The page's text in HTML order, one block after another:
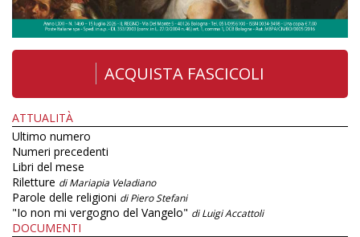
ACQUISTA FASCICOLI
ATTUALITÀ
Ultimo numero
Numeri precedenti
Libri del mese
Riletture di Mariapia Veladiano
Parole delle religioni di Piero Stefani
"Io non mi vergogno del Vangelo" di Luigi Accattoli
DOCUMENTI